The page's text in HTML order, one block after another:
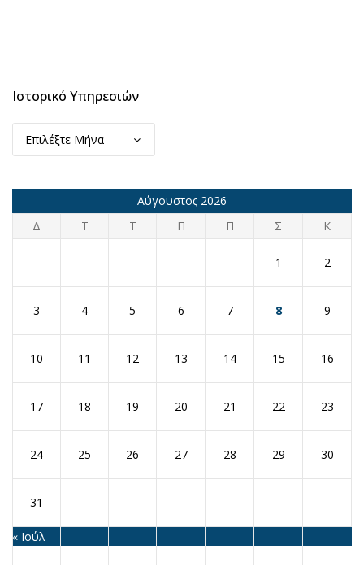
Ιστορικό Υπηρεσιών
Ιστορικό
Υπηρεσιών
Αύγουστος 2026
Δ
Τ Τ Π Π Σ Κ
1 2
3 4 5 6 7 8 9
10 11 12 13 14 15 16
17 18 19 20 21 22 23
24 25 26 27 28 29 30
31
« Ιούλ